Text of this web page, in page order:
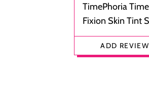
TimePhoria
Fixion Skin Tint
Foundation dan
Concealer 2-in-1
ADD REVIEW